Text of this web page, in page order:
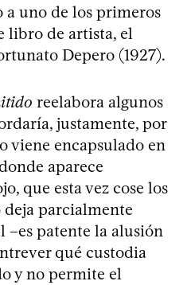
a uno de los primeros
libro de artista, el
Depero (1927).
reelabora algunos
justamente, por
viene encapsulado en
aparece
que esta vez cose los
parcialmente
–es patente la alusión
qué custodia
y no permite el